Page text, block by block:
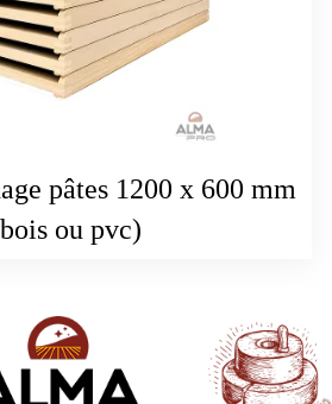
pâtes 1200 x 600 mm
ou pvc)